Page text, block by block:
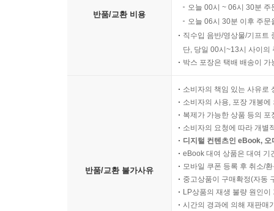
반품/교환 비용
오늘 00시 ~ 06시 30분
오늘 06시 30분 이후 주
직수입 음반/영상물/기프트
단, 당일 00시~13시 사이의
박스 포장은 택배 배송이
반품/교환 불가사유
소비자의 책임 있는 사유로
소비자의 사용, 포장 개봉
복제가 가능한 상품 등의
소비자의 요청에 따라 개별
디지털 컨텐츠인 eBook,
eBook 대여 상품은 대여 기
모바일 쿠폰 등록 후 취소/
중고상품이 구매확정(자동
LP상품의 재생 불량 원인
시간의 경과에 의해 재판매